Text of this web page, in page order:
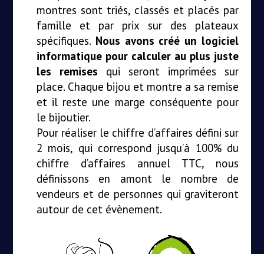
montres sont triés, classés et placés par
famille et par prix sur des plateaux
spécifiques. Nous avons créé un logiciel
informatique pour calculer au plus juste
les remises qui seront imprimées sur
place. Chaque bijou et montre a sa remise
et il reste une marge conséquente pour
le bijoutier.
Pour réaliser le chiffre d’affaires défini sur
2 mois, qui correspond jusqu’à 100% du
chiffre d’affaires annuel TTC, nous
définissons en amont le nombre de
vendeurs et de personnes qui graviteront
autour de cet évènement.